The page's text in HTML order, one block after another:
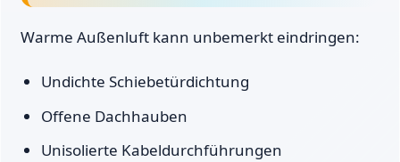
Warme Außenluft kann unbemerkt eindringen:
Undichte Schiebetürdichtung
Offene Dachhauben
Unisolierte Kabeldurchführungen